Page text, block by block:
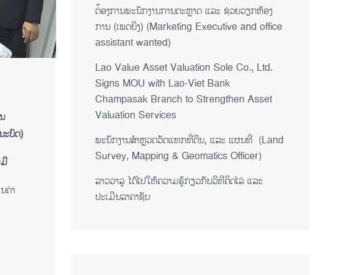
ະ​ບົດ)
ຄ່າ
ຕ່້ອງການພະນັກງານການຕະຫຼາດ ແລະ ຊ່ວຍ​ວຽກ​ຫ້ອງ​
ການ (ເພດ​ຍິງ) (Marketing Executive and office
assistant wanted)
Lao Value Asset Valuation Sole Co., Ltd.
Signs MOU with Lao-Viet Bank
Champasak Branch to Strengthen Asset
Valuation Services
ພະນັກງານສຳຫຼວດວັດແທກທີ່ດິນ, ແລະ ແຜນທີ່ (Land
Survey, Mapping & Geomatics Officer)
ລາວວາລູ ໄດ້ໄປໃຫ້ຄວາມຮູ້ກ່ຽວກັບວິທີຄິດໄລ່ ແລະ
ປະເມີນລາຄາຊັບ